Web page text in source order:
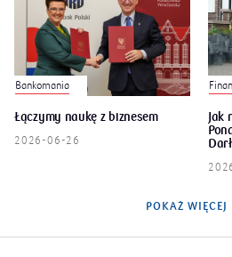
Bankomania
Łączymy naukę z biznesem
2026-06-26
Jak
POKAŻ WIĘCEJ